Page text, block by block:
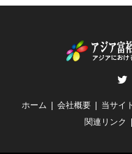
RSS
ホーム 会社概要 当サイ
関連リンク